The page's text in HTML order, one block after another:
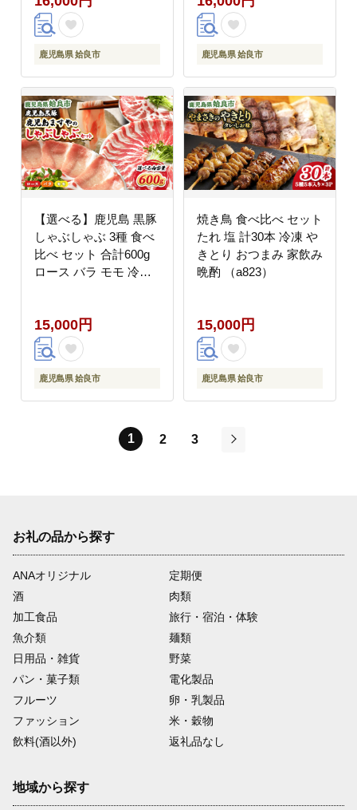
鹿児島県 姶良市 鹿児島県 姶良市
【選べる】鹿児島 黒豚
しゃぶしゃぶ 3種 食べ
比べ セット 合計600g
ロース バラ モモ 冷凍
15,000円
鹿児島県 姶良市
焼き鳥 食べ比べ セット
たれ 塩 計30本 冷凍 や
きとり おつまみ 家飲み
晩酌 （a823）
15,000円
鹿児島県 姶良市
1 2
3
お礼の品から探す
ANAオリジナル
定期便
酒
肉類
加工食品
旅行・宿泊・体験
魚介類
麺類
日用品・雑貨
野菜
パン・菓子類
電化製品
フルーツ
卵・乳製品
ファッション
米・穀物
飲料(酒以外)
返礼品なし
地域から探す